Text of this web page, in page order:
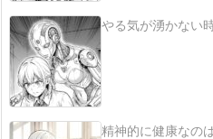
やる気が湧かない
精神的に健康なの